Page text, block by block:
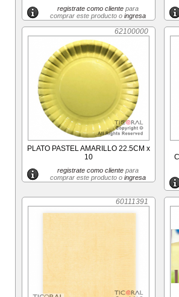
registrate como clientepara
comprar este producto o ingresa
62100000
PLATO PASTEL AMARILLO 22.5CM x
10
registrate como clientepara
comprar este producto o ingresa
60111391